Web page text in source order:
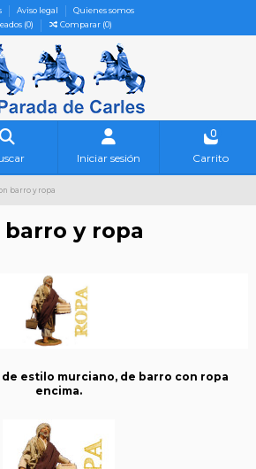
Aviso legal
Quienes somos
(0) Comparar (0)
Iniciar sesión
0
Carrito
barro y ropa
y ropa
de estilo murciano, de barro con ropa
encima.